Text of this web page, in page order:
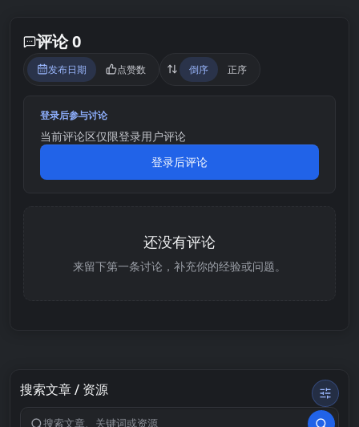
评论 0
发布日期 点赞数 倒序 正序
登录后参与讨论
当前评论区仅限登录用户评论
登录后评论
还没有评论
来留下第一条讨论，补充你的经验或问题。
搜索文章 / 资源